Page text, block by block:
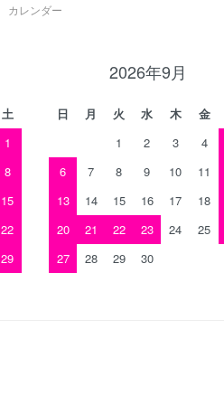
カレンダー
土
1
8
15
22
29
2026年9月
日 月 火 水 木 金
1
2 3 4
6
7 8 9 10 11
13
14 15 16 17 18
20
21 22 23 24 25
27
28 29 30